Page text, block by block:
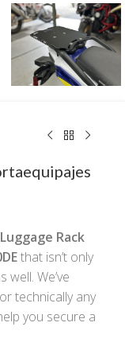
Rack
that isn’t only
We’ve
technically any
you secure a